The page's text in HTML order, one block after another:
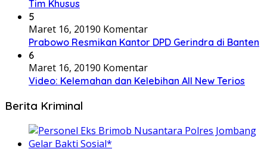
Tim Khusus
5
Maret 16, 20190 Komentar
Prabowo Resmikan Kantor DPD Gerindra di Banten
6
Maret 16, 20190 Komentar
Video: Kelemahan dan Kelebihan All New Terios
Berita Kriminal